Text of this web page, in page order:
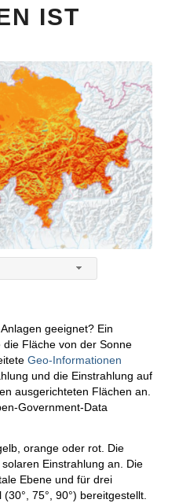
IST
geeignet? Ein
Fläche von der Sonne
Geo-Informationen
und die Einstrahlung auf
ausgerichteten Flächen an.
Government-Data
orange oder rot. Die
Einstrahlung an. Die
Ebene und für drei
75°, 90°) bereitgestellt.